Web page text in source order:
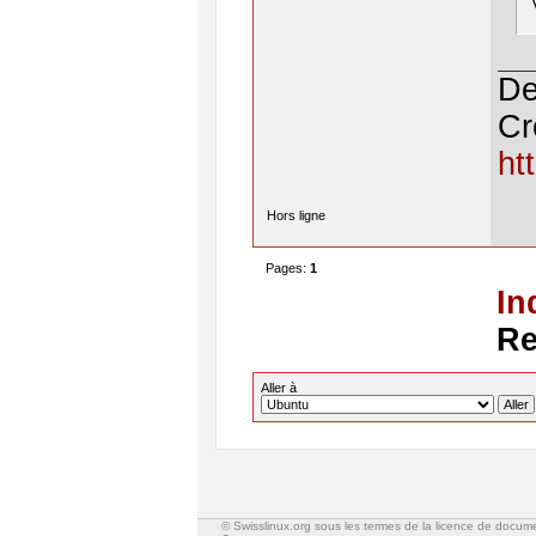
Hors ligne
Pages: 1
Aller à
© Swisslinux.org sous les termes de la licence de